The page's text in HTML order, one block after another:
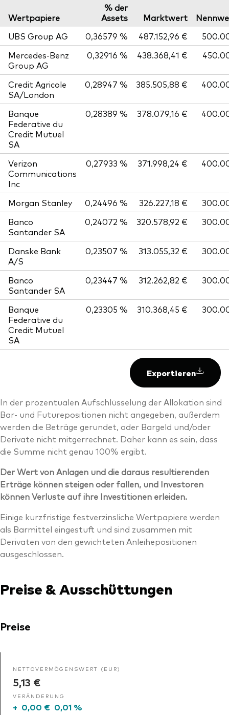
Wertpapiere
% der
Assets
Marktwert
UBS Group AG
0,36579 % 487.152,96 €
Mercedes-Benz
Group AG
0,32916 % 438.368,41 €
Credit Agricole
SA/London
0,28947 % 385.505,88 €
Banque
Federative du
Credit Mutuel
SA
0,28389 % 378.079,16 €
Verizon
Communications
Inc
0,27933 % 371.998,24 €
Morgan Stanley 0,24496 % 326.227,18 €
Banco
Santander SA
0,24072 % 320.578,92 €
Danske Bank
A/S
0,23507 % 313.055,32 €
Banco
Santander SA
0,23447 % 312.262,82 €
Banque
Federative du
Credit Mutuel
SA
0,23305 % 310.368,45 €
Exportieren
In der prozentualen Aufschlüsselung der Allokation sind
Bar- und Futurepositionen nicht angegeben, außerdem
werden die Beträge gerundet, oder Bargeld und/oder
Derivate nicht mitgerrechnet. Daher kann es sein, dass
die Summe nicht genau 100% ergibt.
Der Wert von Anlagen und die daraus resultierenden
Erträge können steigen oder fallen, und Investoren
können Verluste auf ihre Investitionen erleiden.
Einige kurzfristige festverzinsliche Wertpapiere werden
als Barmittel eingestuft und sind zusammen mit
Derivaten von den gewichteten Anleihepositionen
ausgeschlossen.
Preise & Ausschüttungen
Preise
NETTOVERMÖGENSWERT (EUR)
5,13 €
VERÄNDERUNG
+ 0,00 € 0,01 %